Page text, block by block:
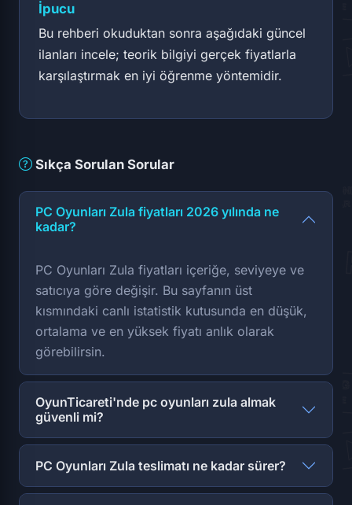
İpucu
Bu rehberi okuduktan sonra aşağıdaki güncel
ilanları incele; teorik bilgiyi gerçek fiyatlarla
karşılaştırmak en iyi öğrenme yöntemidir.
Sıkça Sorulan Sorular
PC Oyunları Zula fiyatları 2026 yılında ne
kadar?
PC Oyunları Zula fiyatları içeriğe, seviyeye ve
satıcıya göre değişir. Bu sayfanın üst
kısmındaki canlı istatistik kutusunda en düşük,
ortalama ve en yüksek fiyatı anlık olarak
görebilirsin.
OyunTicareti'nde pc oyunları zula almak
güvenli mi?
PC Oyunları Zula teslimatı ne kadar sürer?